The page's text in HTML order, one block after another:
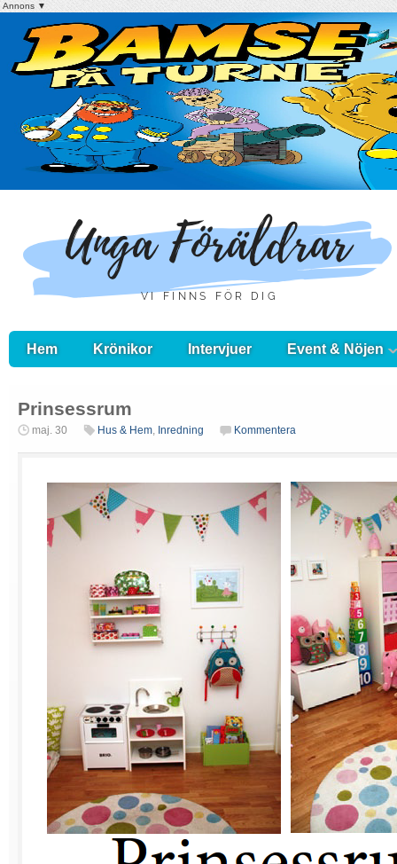
Annons ▼
Hem Krönikor Intervjuer Event & Nöjen
Prinsessrum
maj. 30 Hus & Hem, Inredning Kommentera